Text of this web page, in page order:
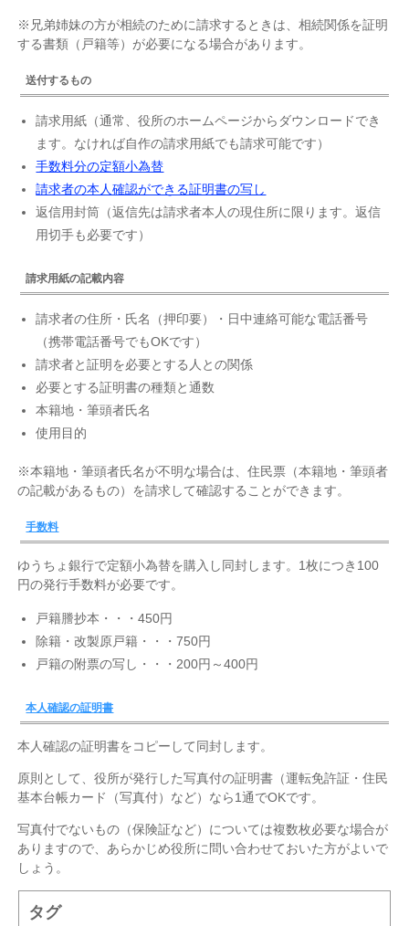
※兄弟姉妹の方が相続のために請求するときは、相続関係を証明
する書類（戸籍等）が必要になる場合があります。
送付するもの
請求用紙（通常、役所のホームページからダウンロードでき
ます。なければ自作の請求用紙でも請求可能です）
手数料分の定額小為替
請求者の本人確認ができる証明書の写し
返信用封筒（返信先は請求者本人の現住所に限ります。返信
用切手も必要です）
請求用紙の記載内容
請求者の住所・氏名（押印要）・日中連絡可能な電話番号
（携帯電話番号でもOKです）
請求者と証明を必要とする人との関係
必要とする証明書の種類と通数
本籍地・筆頭者氏名
使用目的
※本籍地・筆頭者氏名が不明な場合は、住民票（本籍地・筆頭者
の記載があるもの）を請求して確認することができます。
手数料
ゆうちょ銀行で定額小為替を購入し同封します。1枚につき100
円の発行手数料が必要です。
戸籍謄抄本・・・450円
除籍・改製原戸籍・・・750円
戸籍の附票の写し・・・200円～400円
本人確認の証明書
本人確認の証明書をコピーして同封します。
原則として、役所が発行した写真付の証明書（運転免許証・住民
基本台帳カード（写真付）など）なら1通でOKです。
写真付でないもの（保険証など）については複数枚必要な場合が
ありますので、あらかじめ役所に問い合わせておいた方がよいで
しょう。
タグ